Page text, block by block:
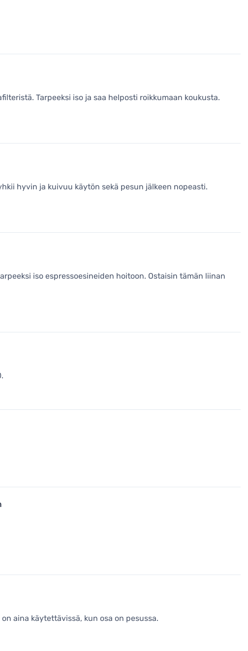
Tarpeeksi iso ja saa helposti roikkumaan koukusta.
hyvin ja kuivuu käytön sekä pesun jälkeen nopeasti.
iso espressoesineiden hoitoon. Ostaisin tämän liinan
aina käytettävissä, kun osa on pesussa.